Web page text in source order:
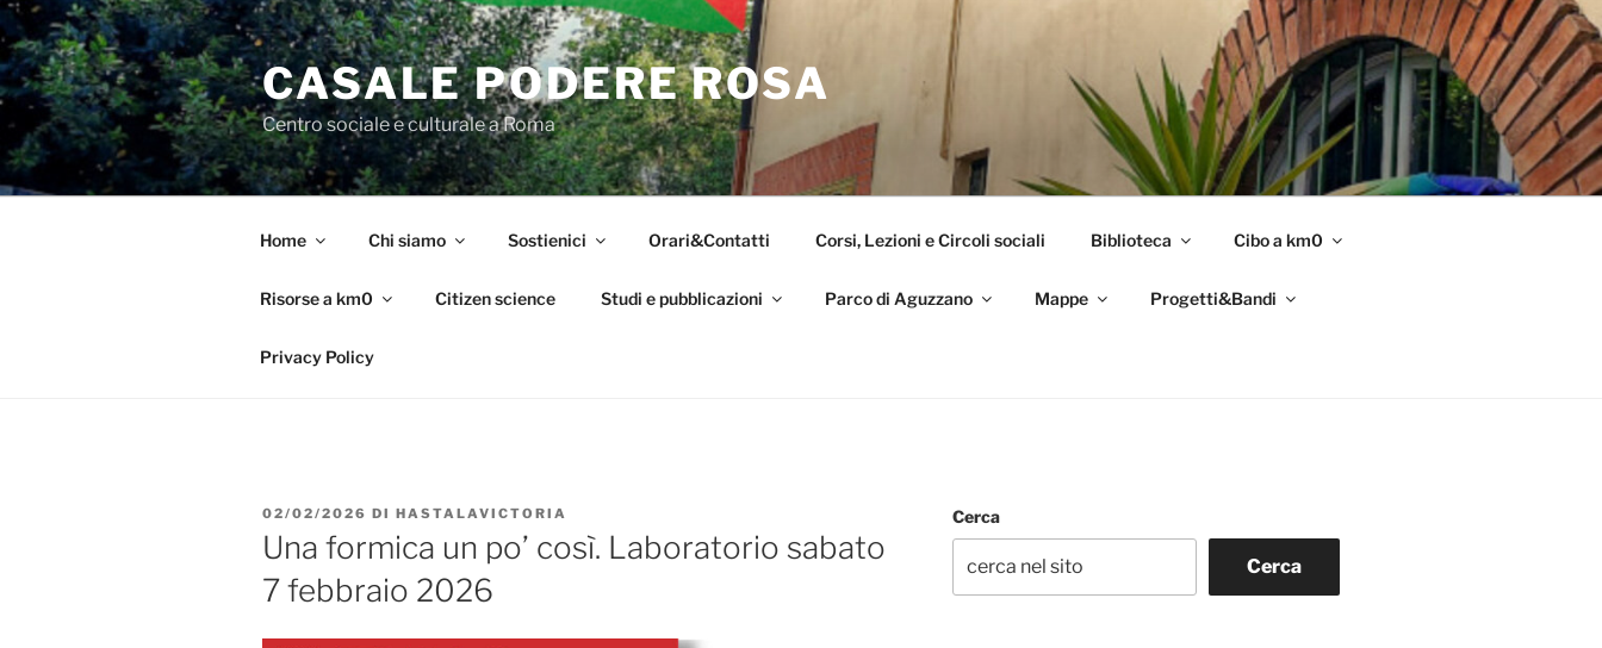
Salta
al
contenuto
CASALE PODERE ROSA
Centro sociale e culturale a Roma
Home Chi siamo Sostienici Orari&Contatti Corsi, Lezioni e Circoli sociali Biblioteca Cibo a km0
Risorse a km0 Citizen science Studi e pubblicazioni Parco di Aguzzano Mappe Progetti&Bandi
Privacy Policy
PUBBLICATO
IL
02/02/2026 DI HASTALAVICTORIA
Una formica un po’ così. Laboratorio sabato
7 febbraio 2026
Cerca
Cerca